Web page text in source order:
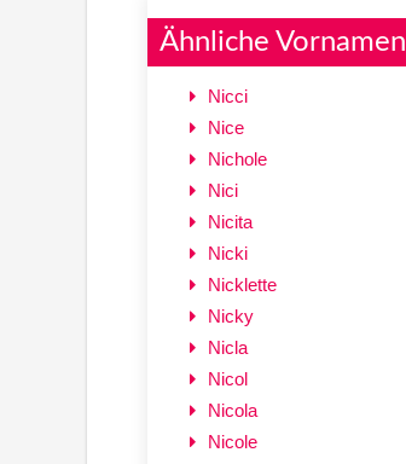
Ähnliche Vornamen
Nicci
Nice
Nichole
Nici
Nicita
Nicki
Nicklette
Nicky
Nicla
Nicol
Nicola
Nicole